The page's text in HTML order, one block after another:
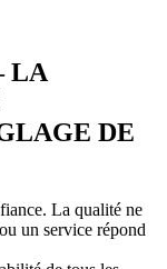
LA
DE
La qualité ne
un service répond